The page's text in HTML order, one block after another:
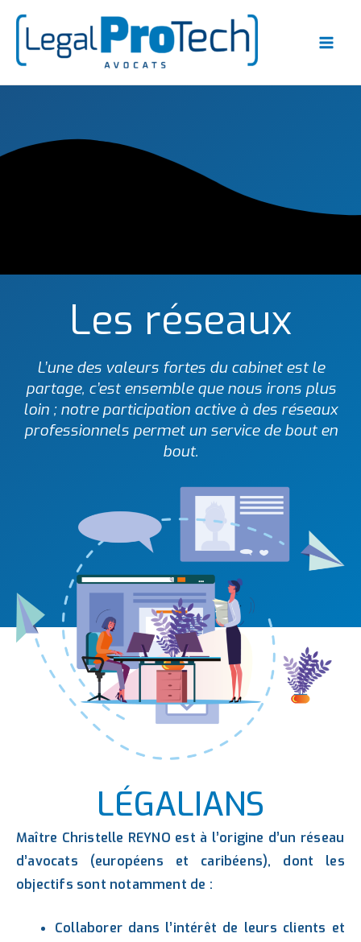
Aller
contenu
Les réseaux
L’une des valeurs fortes du cabinet est le
partage, c’est ensemble que nous irons plus
loin ; notre participation active à des réseaux
professionnels permet un service de bout en
bout.
LÉGALIANS
Maître Christelle REYNO est à l’origine d’un réseau
d’avocats (européens et caribéens), dont les
objectifs sont notamment de :
Collaborer dans l’intérêt de leurs clients et